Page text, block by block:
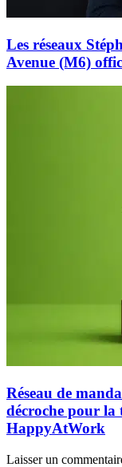
Les réseaux
Avenue (M6)
Réseau de
décroche pour la
HappyAtWork
Laisser un